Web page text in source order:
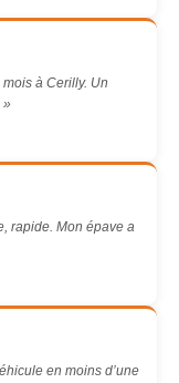
à Cerilly. Un
»
rapide. Mon épave a
en moins d’une